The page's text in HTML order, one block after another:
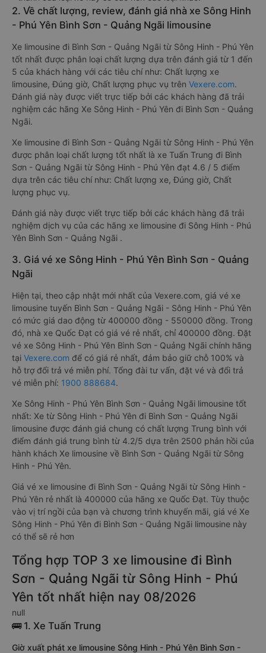
2. Về chất lượng, review, đánh giá nhà xe Sông Hinh
- Phú Yên Bình Sơn - Quảng Ngãi limousine
Xe limousine đi Bình Sơn - Quảng Ngãi từ Sông Hinh - Phú Yên
tốt nhất được phân loại chất lượng dựa trên đánh giá từ 1 đến
5 của khách hàng với các tiêu chí như: Chất lượng xe
limousine, Đúng giờ, Chất lượng phục vụ trên Vexere.com.
Đánh giá này được viết trực tiếp bởi các khách hàng đã trải
nghiệm các hãng Xe Sông Hinh - Phú Yên đi Bình Sơn - Quảng
Ngãi.
Xe limousine đi Bình Sơn - Quảng Ngãi từ Sông Hinh - Phú Yên
được phân loại chất lượng tốt nhất là xe Tuấn Trung đi Bình
Sơn - Quảng Ngãi từ Sông Hinh - Phú Yên đạt 4.6 / 5 điểm
dựa trên các tiêu chí như: Chất lượng xe, Đúng giờ, Chất
lượng phục vụ.
Đánh giá này được viết trực tiếp bởi các khách hàng đã trải
nghiệm dịch vụ của các hãng xe limousine đi Sông Hinh - Phú
Yên Bình Sơn - Quảng Ngãi .
3. Giá vé xe Sông Hinh - Phú Yên Bình Sơn - Quảng
Ngãi
Hiện tại, theo cập nhật mới nhất của Vexere.com, giá vé xe
limousine tuyến Bình Sơn - Quảng Ngãi - Sông Hinh - Phú Yên
có mức giá dao động từ 400000 đồng - 550000 đồng. Trong
đó, nhà xe Quốc Đạt có giá vé rẻ nhất, chỉ 400000 đồng. Đặt
vé xe Sông Hinh - Phú Yên Bình Sơn - Quảng Ngãi chính hãng
tại Vexere.com để có giá rẻ nhất, đảm bảo giữ chỗ 100% và
hỗ trợ đổi trả vé miễn phí. Tổng đài tư vấn, đặt vé và đổi trả
vé miễn phí: 1900 888684.
Xe Sông Hinh - Phú Yên Bình Sơn - Quảng Ngãi limousine tốt
nhất: Xe từ Sông Hinh - Phú Yên đi Bình Sơn - Quảng Ngãi
limousine được đánh giá chung có chất lượng Trung bình với
điểm đánh giá trung bình từ 4.2/5 dựa trên 2500 phản hồi của
hành khách Xe limousine về Bình Sơn - Quảng Ngãi từ Sông
Hinh - Phú Yên.
Giá vé xe limousine đi Bình Sơn - Quảng Ngãi từ Sông Hinh -
Phú Yên rẻ nhất là 400000 của hãng xe Quốc Đạt. Tùy thuộc
vào vị trí ngồi của bạn và chương trình khuyến mãi, giá vé Xe
Sông Hinh - Phú Yên đi Bình Sơn - Quảng Ngãi limousine này
có thể sẽ rẻ hơn
Tổng hợp TOP 3 xe limousine đi Bình
Sơn - Quảng Ngãi từ Sông Hinh - Phú
Yên tốt nhất hiện nay 08/2026
null
🚌 1. Xe Tuấn Trung
Giờ xuất phát xe limousine Sông Hinh - Phú Yên Bình Sơn -